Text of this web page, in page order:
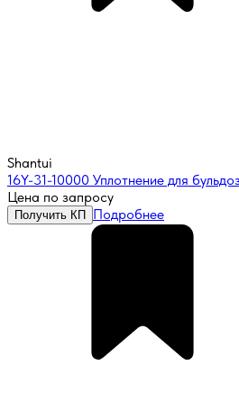
Shantui
16Y-31-10000 Уплотнение для
Цена по запросу
Получить КП Подробнее